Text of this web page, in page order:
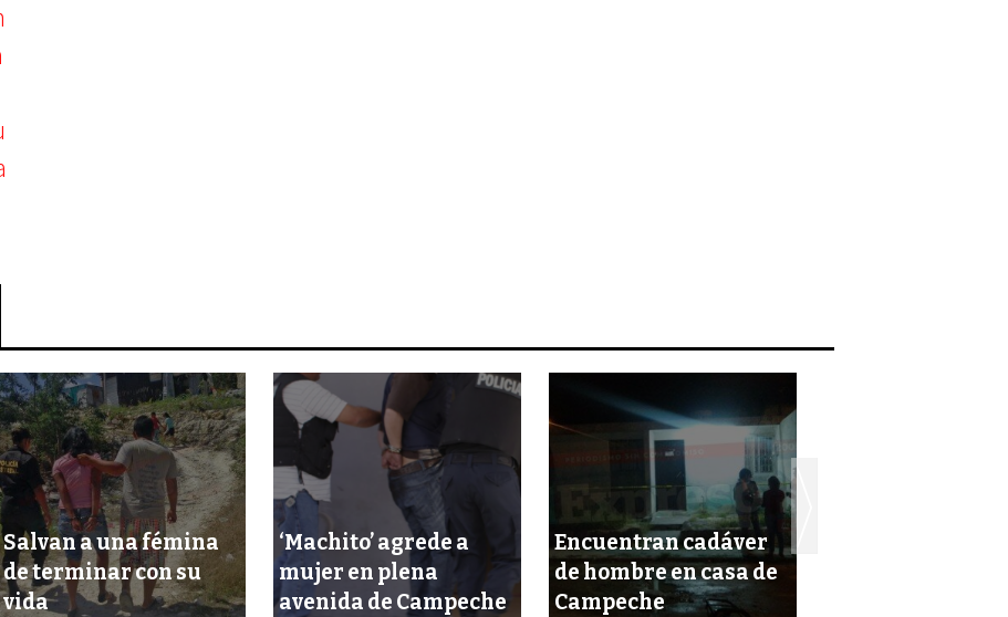
Salvan a una fémina
de terminar con su
vida
‘Machito’ agrede a
mujer en plena
avenida de Campeche
Encuentran cadáver
de hombre en casa de
Campeche